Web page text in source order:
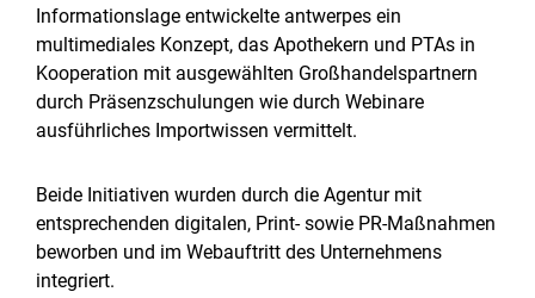
Informationslage entwickelte antwerpes ein
multimediales Konzept, das Apothekern und PTAs in
Kooperation mit ausgewählten Großhandelspartnern
durch Präsenzschulungen wie durch Webinare
ausführliches Importwissen vermittelt.
Beide Initiativen wurden durch die Agentur mit
entsprechenden digitalen, Print- sowie PR-Maßnahmen
beworben und im Webauftritt des Unternehmens
integriert.